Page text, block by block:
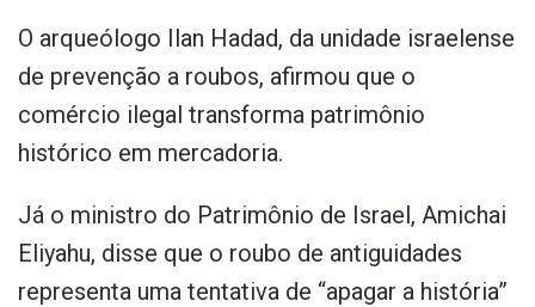
O arqueólogo Ilan Hadad, da unidade israelense
de prevenção a roubos, afirmou que o
comércio ilegal transforma patrimônio
histórico em mercadoria.
Já o ministro do Patrimônio de Israel, Amichai
Eliyahu, disse que o roubo de antiguidades
representa uma tentativa de “apagar a história”